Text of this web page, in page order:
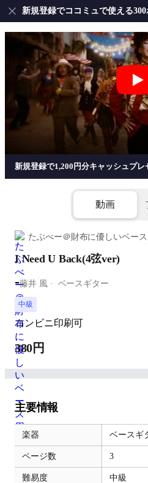
新規登録でココミュで使える
I
新規登録で1,200円分キャッシュプレ
動画
たぶべー＠財布に優しいベー
I Need U Back(4弦ver)
-藤井 風 ベースギター
中級
コンビニ印刷可
380円
主要情報
楽器 ベースギ
ページ数 3
難易度 中級